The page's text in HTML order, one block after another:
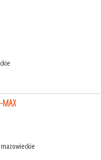
MAX
- mazowieckie